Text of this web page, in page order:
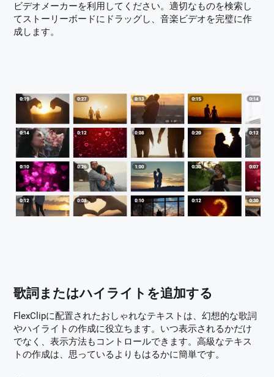
ビデオメーカーを利用してください。適切なものを検索し
てストーリーボードにドラッグし、音楽ビデオを完璧に作
成します。
歌詞またはハイライトを追加する
FlexClipに配置されたおしゃれなテキストは、幻想的な歌詞
やハイライトの作成に役立ちます。いつ表示されるかだけ
でなく、表示方法もコントロールできます。高級なテキス
トの作成は、思っているよりもはるかに簡単です。